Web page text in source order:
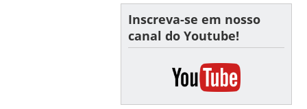
Inscreva-se em nosso
canal do Youtube!